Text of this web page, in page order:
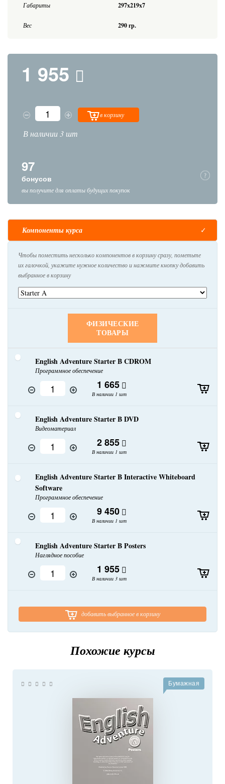
Габариты 297x219x7
Вес 290 гр.
1 955
в корзину
В наличии 3 шт
97
бонусов
вы получите для оплаты будущих покупок
Компоненты курса
Чтобы поместить несколько компонентов в корзину сразу, пометьте
их галочкой, укажите нужное количество и нажмите кнопку добавить
выбранное в корзину
ФИЗИЧЕСКИЕ
ТОВАРЫ
English Adventure Starter B CDROM
Программное обеспечение
1 665
В наличии 1 шт
English Adventure Starter B DVD
Видеоматериал
2 855
В наличии 1 шт
English Adventure Starter B Interactive Whiteboard
Software
Программное обеспечение
9 450
В наличии 1 шт
English Adventure Starter B Posters
Наглядное пособие
1 955
В наличии 3 шт
добавить выбранное в корзину
Похожие курсы
Бумажная